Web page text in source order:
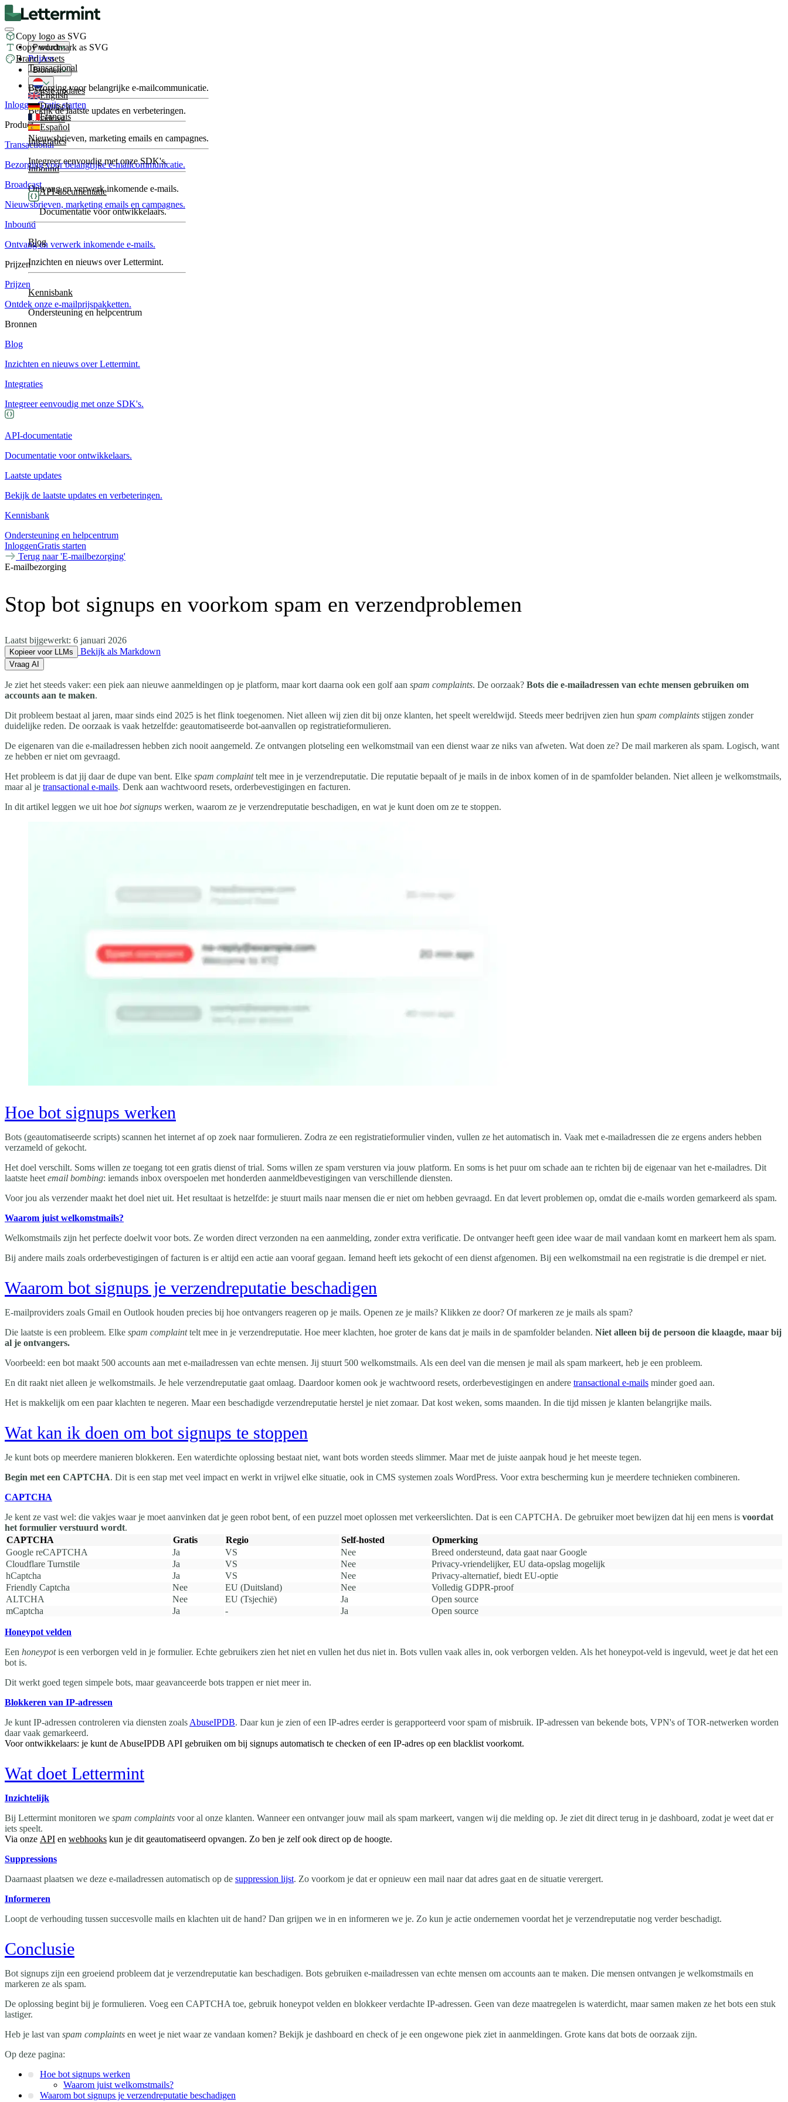
Copy logo as SVG
Copy wordmark as SVG
Brand Assets
Product
Transactional
Bezorging voor belangrijke e-mailcommunicatie.
Broadcast
Nieuwsbrieven, marketing emails en campagnes.
Inbound
Ontvang en verwerk inkomende e-mails.
Prijzen
Bronnen
Laatste updates
Bekijk de laatste updates en verbeteringen.
Integraties
Integreer eenvoudig met onze SDK's.
API-documentatie
Documentatie voor ontwikkelaars.
Blog
Inzichten en nieuws over Lettermint.
Kennisbank
Ondersteuning en helpcentrum
English
Deutsch
Français
Español
InloggenGratis starten
Product
Transactional
Bezorging voor belangrijke e-mailcommunicatie.
Broadcast
Nieuwsbrieven, marketing emails en campagnes.
Inbound
Ontvang en verwerk inkomende e-mails.
Prijzen
Prijzen
Ontdek onze e-mailprijspakketten.
Bronnen
Blog
Inzichten en nieuws over Lettermint.
Integraties
Integreer eenvoudig met onze SDK's.
API-documentatie
Documentatie voor ontwikkelaars.
Laatste updates
Bekijk de laatste updates en verbeteringen.
Kennisbank
Ondersteuning en helpcentrum
InloggenGratis starten
Terug naar 'E-mailbezorging'
E-mailbezorging
Stop bot signups en voorkom spam en verzendproblemen
Laatst bijgewerkt: 6 januari 2026
Kopieer voor LLMs Bekijk als Markdown
Vraag AI
Je ziet het steeds vaker: een piek aan nieuwe aanmeldingen op je platform, maar kort daarna ook een golf aan spam complaints. De oorzaak? Bots die e-mailadressen van echte mensen gebruiken om
accounts aan te maken.
Dit probleem bestaat al jaren, maar sinds eind 2025 is het flink toegenomen. Niet alleen wij zien dit bij onze klanten, het speelt wereldwijd. Steeds meer bedrijven zien hun spam complaints stijgen zonder
duidelijke reden. De oorzaak is vaak hetzelfde: geautomatiseerde bot-aanvallen op registratieformulieren.
De eigenaren van die e-mailadressen hebben zich nooit aangemeld. Ze ontvangen plotseling een welkomstmail van een dienst waar ze niks van afweten. Wat doen ze? De mail markeren als spam. Logisch, want
ze hebben er niet om gevraagd.
Het probleem is dat jij daar de dupe van bent. Elke spam complainttelt mee in je verzendreputatie. Die reputatie bepaalt of je mails in de inbox komen of in de spamfolder belanden. Niet alleen je welkomstmails,
maar al je transactional e-mails. Denk aan wachtwoord resets, orderbevestigingen en facturen.
In dit artikel leggen we uit hoe bot signups werken, waarom ze je verzendreputatie beschadigen, en wat je kunt doen om ze te stoppen.
Hoe bot signups werken
Bots (geautomatiseerde scripts) scannen het internet af op zoek naar formulieren. Zodra ze een registratieformulier vinden, vullen ze het automatisch in. Vaak met e-mailadressen die ze ergens anders hebben
verzameld of gekocht.
Het doel verschilt. Soms willen ze toegang tot een gratis dienst of trial. Soms willen ze spam versturen via jouw platform. En soms is het puur om schade aan te richten bij de eigenaar van het e-mailadres. Dit
laatste heet email bombing: iemands inbox overspoelen met honderden aanmeldbevestigingen van verschillende diensten.
Voor jou als verzender maakt het doel niet uit. Het resultaat is hetzelfde: je stuurt mails naar mensen die er niet om hebben gevraagd. En dat levert problemen op, omdat die e-mails worden gemarkeerd als spam.
Waarom juist welkomstmails?
Welkomstmails zijn het perfecte doelwit voor bots. Ze worden direct verzonden na een aanmelding, zonder extra verificatie. De ontvanger heeft geen idee waar de mail vandaan komt en markeert hem als spam.
Bij andere mails zoals orderbevestigingen of facturen is er altijd een actie aan vooraf gegaan. Iemand heeft iets gekocht of een dienst afgenomen. Bij een welkomstmail na een registratie is die drempel er niet.
Waarom bot signups je verzendreputatie beschadigen
E-mailproviders zoals Gmail en Outlook houden precies bij hoe ontvangers reageren op je mails. Openen ze je mails? Klikken ze door? Of markeren ze je mails als spam?
Die laatste is een probleem. Elke spam complainttelt mee in je verzendreputatie. Hoe meer klachten, hoe groter de kans dat je mails in de spamfolder belanden. Niet alleen bij de persoon die klaagde, maar bij
al je ontvangers.
Voorbeeld: een bot maakt 500 accounts aan met e-mailadressen van echte mensen. Jij stuurt 500 welkomstmails. Als een deel van die mensen je mail als spam markeert, heb je een probleem.
En dit raakt niet alleen je welkomstmails. Je hele verzendreputatie gaat omlaag. Daardoor komen ook je wachtwoord resets, orderbevestigingen en andere transactional e-mails minder goed aan.
Het is makkelijk om een paar klachten te negeren. Maar een beschadigde verzendreputatie herstel je niet zomaar. Dat kost weken, soms maanden. In die tijd missen je klanten belangrijke mails.
Wat kan ik doen om bot signups te stoppen
Je kunt bots op meerdere manieren blokkeren. Een waterdichte oplossing bestaat niet, want bots worden steeds slimmer. Maar met de juiste aanpak houd je het meeste tegen.
Begin met een CAPTCHA. Dit is een stap met veel impact en werkt in vrijwel elke situatie, ook in CMS systemen zoals WordPress. Voor extra bescherming kun je meerdere technieken combineren.
CAPTCHA
Je kent ze vast wel: die vakjes waar je moet aanvinken dat je geen robot bent, of een puzzel moet oplossen met verkeerslichten. Dat is een CAPTCHA. De gebruiker moet bewijzen dat hij een mens is voordat
het formulier verstuurd wordt.
CAPTCHA
Gratis Regio Self-hosted
Opmerking
Google reCAPTCHA
Ja VS Nee
Breed ondersteund, data gaat naar Google
Cloudflare Turnstile
Ja VS Nee
Privacy-vriendelijker, EU data-opslag mogelijk
hCaptcha
Ja VS Nee
Privacy-alternatief, biedt EU-optie
Friendly Captcha
Nee EU (Duitsland) Nee
Volledig GDPR-proof
ALTCHA
Nee EU (Tsjechië) Ja
Open source
mCaptcha
Ja - Ja Open source
Honeypot velden
Een honeypotis een verborgen veld in je formulier. Echte gebruikers zien het niet en vullen het dus niet in. Bots vullen vaak alles in, ook verborgen velden. Als het honeypot-veld is ingevuld, weet je dat het een
bot is.
Dit werkt goed tegen simpele bots, maar geavanceerde bots trappen er niet meer in.
Blokkeren van IP-adressen
Je kunt IP-adressen controleren via diensten zoals AbuseIPDB. Daar kun je zien of een IP-adres eerder is gerapporteerd voor spam of misbruik. IP-adressen van bekende bots, VPN's of TOR-netwerken worden
daar vaak gemarkeerd.
Voor ontwikkelaars: je kunt de AbuseIPDB API gebruiken om bij signups automatisch te checken of een IP-adres op een blacklist voorkomt.
Wat doet Lettermint
Inzichtelijk
Bij Lettermint monitoren we spam complaints voor al onze klanten. Wanneer een ontvanger jouw mail als spam markeert, vangen wij die melding op. Je ziet dit direct terug in je dashboard, zodat je weet dat er
iets speelt.
Via onze API en webhooks kun je dit geautomatiseerd opvangen. Zo ben je zelf ook direct op de hoogte.
Suppressions
Daarnaast plaatsen we deze e-mailadressen automatisch op de suppression lijst. Zo voorkom je dat er opnieuw een mail naar dat adres gaat en de situatie verergert.
Informeren
Loopt de verhouding tussen succesvolle mails en klachten uit de hand? Dan grijpen we in en informeren we je. Zo kun je actie ondernemen voordat het je verzendreputatie nog verder beschadigt.
Conclusie
Bot signups zijn een groeiend probleem dat je verzendreputatie kan beschadigen. Bots gebruiken e-mailadressen van echte mensen om accounts aan te maken. Die mensen ontvangen je welkomstmails en
markeren ze als spam.
De oplossing begint bij je formulieren. Voeg een CAPTCHA toe, gebruik honeypot velden en blokkeer verdachte IP-adressen. Geen van deze maatregelen is waterdicht, maar samen maken ze het bots een stuk
lastiger.
Heb je last van spam complaints en weet je niet waar ze vandaan komen? Bekijk je dashboard en check of je een ongewone piek ziet in aanmeldingen. Grote kans dat bots de oorzaak zijn.
Op deze pagina:
Hoe bot signups werken
Waarom juist welkomstmails?
Waarom bot signups je verzendreputatie beschadigen